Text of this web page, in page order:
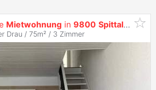
Mietwohnung in 9800 Spittalan der
Drau / 75m² / 3 Zimmer